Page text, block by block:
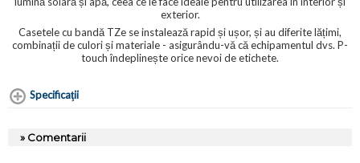
exterior.
Casetele cu bandă TZe se instalează rapid și ușor, și au diferite lățimi,
combinații de culori și materiale - asigurându-vă că echipamentul dvs. P-
touch îndeplinește orice nevoi de etichete.
Specificaţii
» Comentarii